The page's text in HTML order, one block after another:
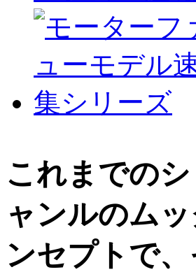
これまでの
ャンルのム
ンセプトで